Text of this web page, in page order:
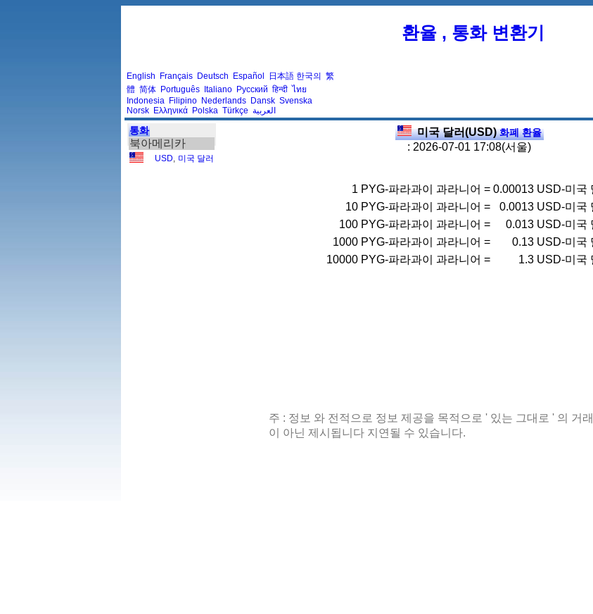
환율 , 통화 변환기
English Français Deutsch Español 日本語 한국의 繁
體 简体 Português Italiano Русский हिन्दी ไทย
Indonesia Filipino Nederlands Dansk Svenska
Norsk Ελληνικά Polska Türkçe العربية
통화
북아메리카
USD 미국 달러
미국 달러(USD)화폐 환율
: 2026-07-01 17:08(서울)
1 PYG-파라과이 과라니어 = 0.00013 USD-미국
10 PYG-파라과이 과라니어 = 0.0013 USD-미국
100 PYG-파라과이 과라니어 = 0.013 USD-미국
1000 PYG-파라과이 과라니어 = 0.13 USD-미국
10000 PYG-파라과이 과라니어 = 1.3 USD-미국
주 : 정보 와 전적으로 정보 제공을 목적으로 ' 있는 그대로 ' 의 거
이 아닌 제시됩니다 지연될 수 있습니다.